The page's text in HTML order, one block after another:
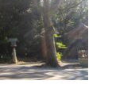
ギガモンス
した。
にて、TED